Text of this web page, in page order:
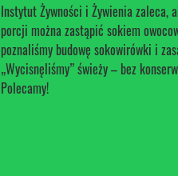
Instytut Żywności i Żywienia zaleca,
porcji można zastąpić sokiem
poznaliśmy budowę sokowirówki i
„Wycisnęliśmy” świeży – bez
Polecamy!